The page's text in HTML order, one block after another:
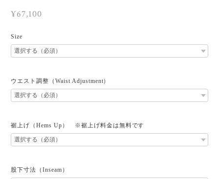
¥67,100
Size
ウエスト調整（Waist Adjustment）
裾上げ（Hems Up） ※裾上げ料金は無料です
股下寸法（Inseam）